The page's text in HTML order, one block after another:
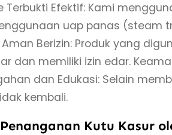
Terbukti Efektif: Kami
uap panas (steam
Aman Berizin: Produk yang
dan memiliki izin edar.
dan Edukasi: Selain
kembali.
Kutu Kasur